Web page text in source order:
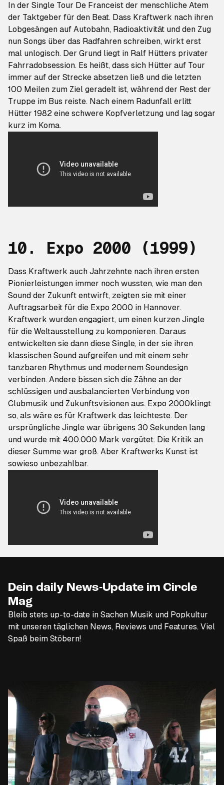
In der Single Tour De Franceist der menschliche Atem
der Taktgeber für den Beat. Dass Kraftwerk nach ihren
Lobgesängen auf Autobahn, Radioaktivität und den Zug
nun Songs über das Radfahren schreiben, wirkt erst
mal unlogisch. Der Grund liegt in Ralf Hütters privater
Fahrradobsession. Es heißt, dass sich Hütter auf Tour
immer auf der Strecke absetzen ließ und die letzten
100 Meilen zum Ziel geradelt ist, während der Rest der
Truppe im Bus reiste. Nach einem Radunfall erlitt
Hütter 1982 eine schwere Kopfverletzung und lag sogar
kurz im Koma.
10. Expo 2000 (1999)
Dass Kraftwerk auch Jahrzehnte nach ihren ersten
Pionierleistungen immer noch wussten, wie man den
Sound der Zukunft entwirft, zeigten sie mit einer
Auftragsarbeit für die Expo 2000 in Hannover.
Kraftwerk wurden engagiert, um einen kurzen Jingle
für die Weltausstellung zu komponieren. Daraus
entwickelten sie dann diese Single, in der sie ihren
klassischen Sound aufgreifen und mit einem sehr
tanzbaren Rhythmus und modernem Soundesign
verbinden. Andere bissen sich die Zähne an der
schlüssigen und ausbalancierten Verbindung von
Clubmusik und Zukunftsvisionen aus. Expo 2000klingt
so, als wäre es für Kraftwerk das leichteste. Der
ursprüngliche Jingle war übrigens 30 Sekunden lang
und wurde mit 400.000 Mark vergütet. Die Kritik an
dieser Summe war groß. Aber Kraftwerks Kunst ist
sowieso unbezahlbar.
Dein daily News-Update im Circle
Mag
Bleib stets up-to-date in Sachen Musik und Popkultur
mit unseren täglichen News, Reviews und Features. Viel
Spaß beim Stöbern!